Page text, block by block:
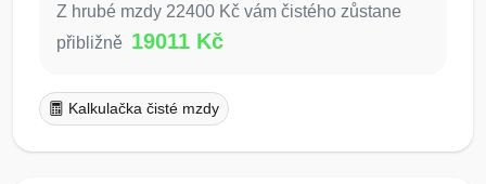
Z hrubé mzdy 22400 Kč vám čistého zůstane
přibližně 19011 Kč
Kalkulačka čisté mzdy